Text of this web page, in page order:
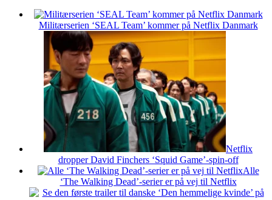
Militærserien ‘SEAL Team’ kommer på Netflix Danmark
Netflix
dropper David Finchers ‘Squid Game’-spin-off
Alle
‘The Walking Dead’-serier er på vej til Netflix